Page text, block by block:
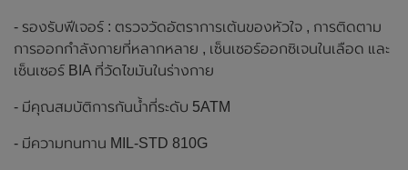
- รองรับฟีเจอร์ : ตรวจวัดอัตราการเต้นของหัวใจ , การติดตาม
การออกกำลังกายที่หลากหลาย , เซ็นเซอร์ออกซิเจนในเลือด และ
เซ็นเซอร์ BIA ที่วัดไขมันในร่างกาย
- มีคุณสมบัติการกันน้ำที่ระดับ 5ATM
- มีความทนทาน MIL-STD 810G